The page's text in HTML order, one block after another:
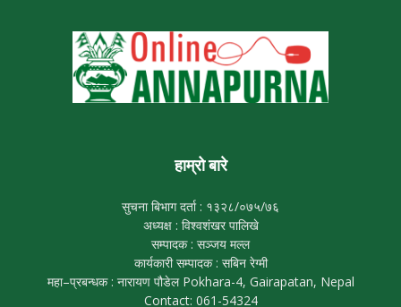
हाम्रो बारे
सुचना बिभाग दर्ता : १३२८/०७५/७६
अध्यक्ष : विश्वशंखर पालिखे
सम्पादक : सञ्जय मल्ल
कार्यकारी सम्पादक : सबिन रेग्मी
महा–प्रबन्धक : नारायण पौडेल Pokhara-4, Gairapatan, Nepal
Contact: 061-54324